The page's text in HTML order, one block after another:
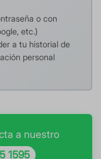
o con
etc.)
a tu historial de
personal
a nuestro
1595